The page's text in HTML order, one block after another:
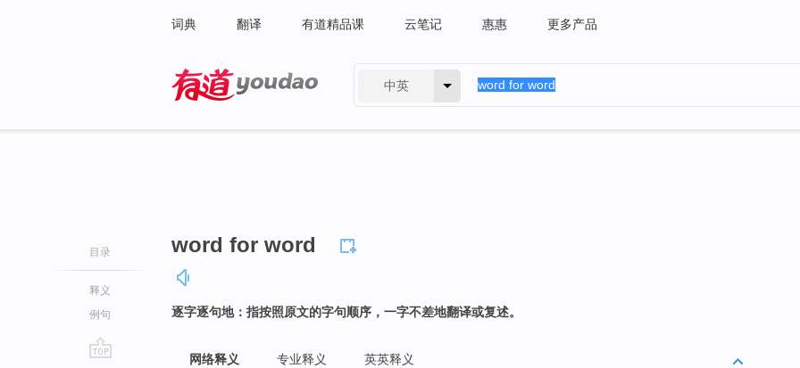
词典 翻译 有道精品课 云笔记 惠惠 更多产品
中英
目录
释义
例句
word for word
逐字逐句地：指按照原文的字句顺序，一字不差地翻译或复述。
网络释义 专业释义 英英释义